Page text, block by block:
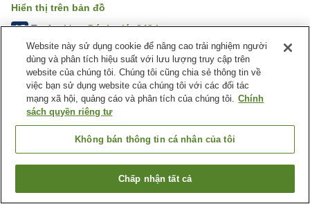
Hiển thị trên bản đồ
4.5 Tuyệt vời Đánh giá:249lượt
Tiện nghi chỗ nghỉ
Wi-Fi
Bãi đỗ xe
Xông hơi
Spa / Salon
Nhật Bản Thành phố Tokyo
Quận Shinjuku
Rihga Royal Hotel Tokyo
Tìm phòng trống
Website này sử dụng cookie để nâng cao trải nghiệm người
dùng và phân tích hiệu suất với lưu lượng truy cập trên
website của chúng tôi. Chúng tôi cũng chia sẻ thông tin về
việc bạn sử dụng website của chúng tôi với các đối tác
mạng xã hội, quảng cáo và phân tích của chúng tôi. Chính
sách quyền riêng tư
Không bán thông tin cá nhân của tôi
Chấp nhận tất cả